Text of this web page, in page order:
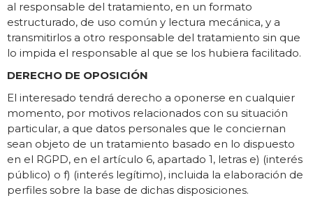
al responsable del tratamiento, en un formato
estructurado, de uso común y lectura mecánica, y a
transmitirlos a otro responsable del tratamiento sin que
lo impida el responsable al que se los hubiera facilitado.
DERECHO DE OPOSICIÓN
El interesado tendrá derecho a oponerse en cualquier
momento, por motivos relacionados con su situación
particular, a que datos personales que le conciernan
sean objeto de un tratamiento basado en lo dispuesto
en el RGPD, en el artículo 6, apartado 1, letras e) (interés
público) o f) (interés legítimo), incluida la elaboración de
perfiles sobre la base de dichas disposiciones.